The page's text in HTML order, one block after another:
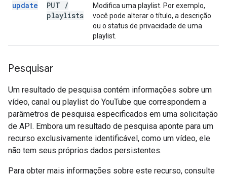
update PUT /
playlists
Modifica uma playlist. Por exemplo,
você pode alterar o título, a descrição
ou o status de privacidade de uma
playlist.
Pesquisar
Um resultado de pesquisa contém informações sobre um
vídeo, canal ou playlist do YouTube que correspondem a
parâmetros de pesquisa especificados em uma solicitação
de API. Embora um resultado de pesquisa aponte para um
recurso exclusivamente identificável, como um vídeo, ele
não tem seus próprios dados persistentes.
Para obter mais informações sobre este recurso, consulte